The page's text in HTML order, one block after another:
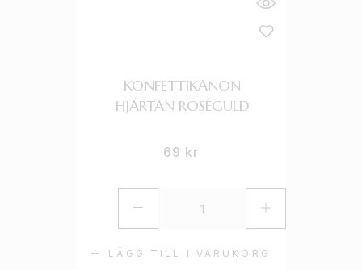
LÄGG TILL I VARUKORG
KONFETTIKANON
HJÄRTAN ROSÉGULD
69 kr